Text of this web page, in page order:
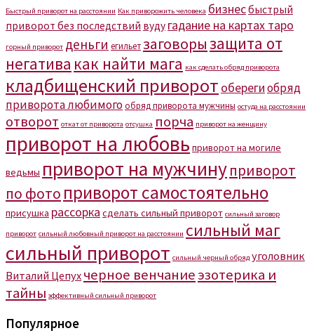
Быстрый приворот на расстоянии Как приворожить человека бизнесбыстрый
приворот без последствий вуду гадание на картах таро
горный приворот деньги егильетзаговорызащита от
негатива как найти мага как сделать обряд приворота
кладбищенский приворот оберегиобряд
приворота любимогообряд приворота мужчины остуда на расстоянии
отворот откат от приворота отсушка порча приворот на женщину
приворот на любовь приворот на могиле
ведьмы приворот на мужчинуприворот
по фото приворот самостоятельно
присушка рассорка сделать сильный приворот сильный заговор
приворот сильный любовный приворот на расстоянии сильный маг
сильный приворот сильный черный обряд уголовник
Виталий Цепух черное венчаниеэзотерика и
тайны эффективный сильный приворот
Популярное